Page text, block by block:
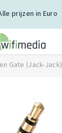
prijzen in Euro
Gate (Jack-Jack)